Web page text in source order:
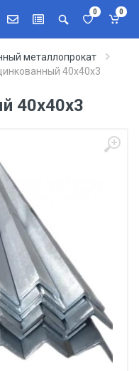
0 0
металлопрокат
40х40х3
40х40х3